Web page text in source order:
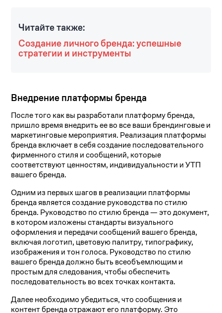
Читайте также:
Создание личного бренда: успешные
стратегии и инструменты
Внедрение платформы бренда
После того как вы разработали платформу бренда,
пришло время внедрить ее во все ваши брендинговые и
маркетинговые мероприятия. Реализация платформы
бренда включает в себя создание последовательного
фирменного стиля и сообщений, которые
соответствуют ценностям, индивидуальности и УТП
вашего бренда.
Одним из первых шагов в реализации платформы
бренда является создание руководства по стилю
бренда. Руководство по стилю бренда — это документ,
в котором изложены стандарты визуального
оформления и передачи сообщений вашего бренда,
включая логотип, цветовую палитру, типографику,
изображения и тон голоса. Руководство по стилю
вашего бренда должно быть всеобъемлющим и
простым для следования, чтобы обеспечить
последовательность во всех точках контакта.
Далее необходимо убедиться, что сообщения и
контент бренда отражают его платформу. Это